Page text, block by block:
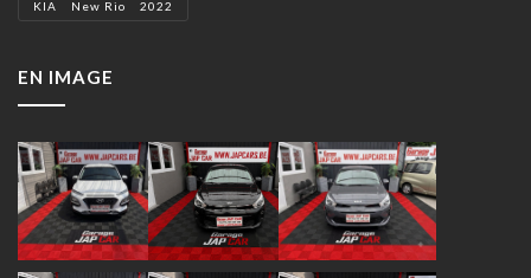
KIA New Rio 2022
EN IMAGE